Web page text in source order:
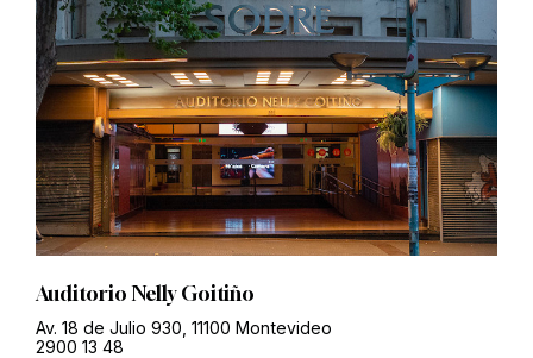
Auditorio Nelly Goitiño
Av. 18 de Julio 930, 11100 Montevideo
2900 13 48